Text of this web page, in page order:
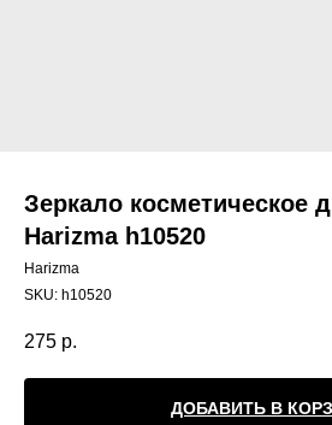
Зеркало косметическое
Harizma h10520
Harizma
SKU: h10520
275 р.
ДОБАВИТЬ В